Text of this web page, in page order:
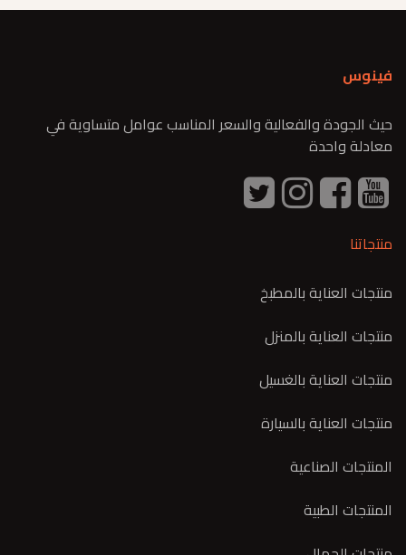
فينوس
حيث الجودة والفعالية والسعر المناسب عوامل متساوية في
معادلة واحدة
منتجاتنا
منتجات العناية بالمطبخ
منتجات العناية بالمنزل
منتجات العناية بالغسيل
منتجات العناية بالسيارة
المنتجات الصناعية
المنتجات الطبية